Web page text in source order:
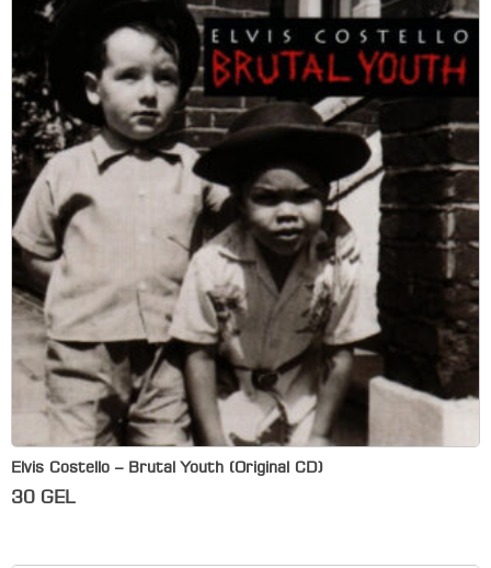
Elvis Costello – Brutal Youth (Original CD)
30 GEL